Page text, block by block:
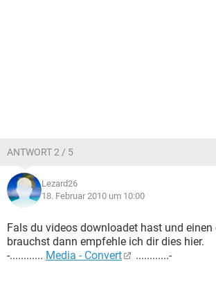
ANTWORT 2 / 5
Lezard26
18. Februar 2010 um 10:00
Fals du videos downloadet hast und einen
brauchst dann empfehle ich dir dies hier.
-............ Media - Convert ............-